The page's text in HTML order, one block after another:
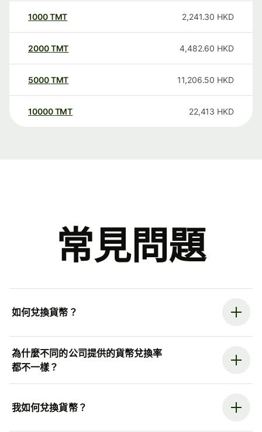
1000TMT 2,241.30 HKD
2000TMT 4,482.60 HKD
5000TMT 11,206.50 HKD
10000 TMT 22,413 HKD
常見問題
如何兌換貨幣？
為什麼不同的公司提供的貨幣兌換率
都不一樣？
我如何兌換貨幣？